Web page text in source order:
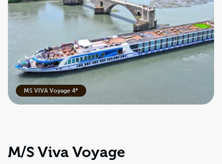
Min Rejse
MS VIVA Voyage 4*
M/S Viva Voyage